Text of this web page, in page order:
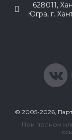
628011,
Югра, г.
© 2005-2026,
При полном